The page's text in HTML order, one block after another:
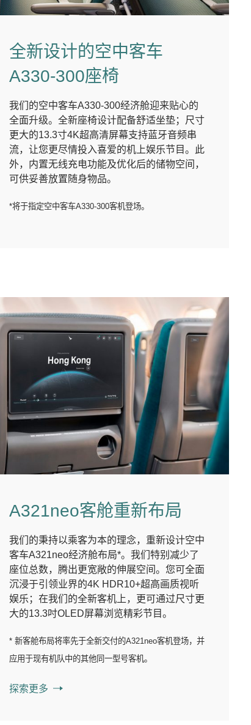
全新设计的空中客车
A330-300座椅
我们的空中客车A330-300经济舱迎来贴心的
全面升级。全新座椅设计配备舒适坐垫；尺寸
更大的13.3寸4K超高清屏幕支持蓝牙音频串
流，让您更尽情投入喜爱的机上娱乐节目。此
外，内置无线充电功能及优化后的储物空间，
可供妥善放置随身物品。
*将于指定空中客车A330-300客机登场。
A321neo客舱重新布局
我们的秉持以乘客为本的理念，重新设计空中
客车A321neo经济舱布局*。我们特别减少了
座位总数，腾出更宽敞的伸展空间。您可全面
沉浸于引领业界的4K HDR10+超高画质视听
娱乐；在我们的全新客机上，更可通过尺寸更
大的13.3吋OLED屏幕浏览精彩节目。
* 新客舱布局将率先于全新交付的A321neo客机登场，并
应用于现有机队中的其他同一型号客机。
探索更多